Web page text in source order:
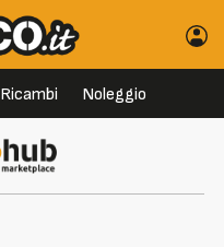
Ricambi Noleggio